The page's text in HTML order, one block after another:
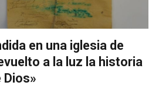
en una iglesia de
a la luz la historia
Dios»